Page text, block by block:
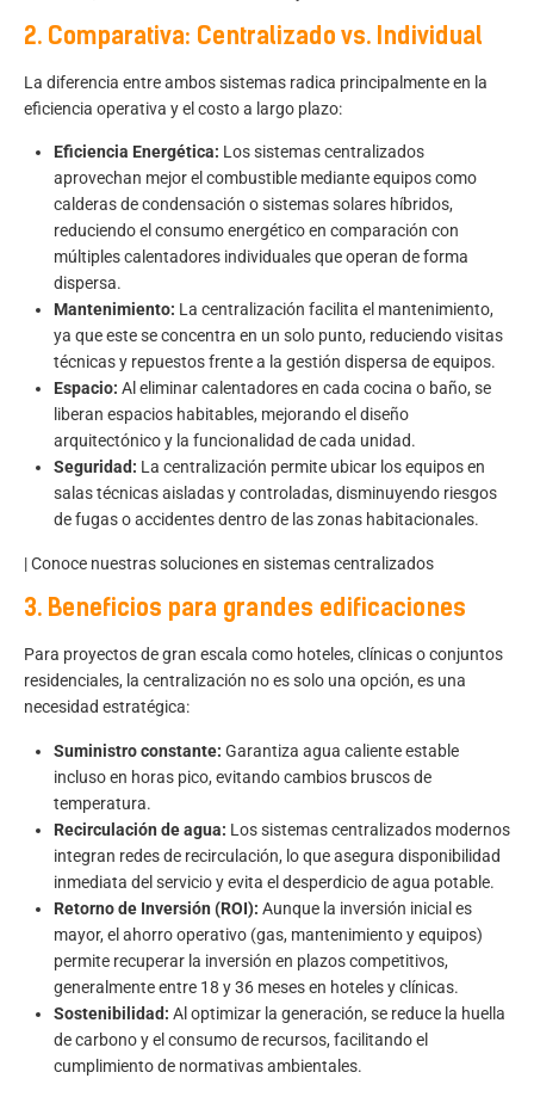
2. Comparativa: Centralizado vs. Individual
La diferencia entre ambos sistemas radica principalmente en la
eficiencia operativa y el costo a largo plazo:
Eficiencia Energética: Los sistemas centralizados
aprovechan mejor el combustible mediante equipos como
calderas de condensación o sistemas solares híbridos,
reduciendo el consumo energético en comparación con
múltiples calentadores individuales que operan de forma
dispersa.
Mantenimiento: La centralización facilita el mantenimiento,
ya que este se concentra en un solo punto, reduciendo visitas
técnicas y repuestos frente a la gestión dispersa de equipos.
Espacio: Al eliminar calentadores en cada cocina o baño, se
liberan espacios habitables, mejorando el diseño
arquitectónico y la funcionalidad de cada unidad.
Seguridad: La centralización permite ubicar los equipos en
salas técnicas aisladas y controladas, disminuyendo riesgos
de fugas o accidentes dentro de las zonas habitacionales.
|Conoce nuestras soluciones en sistemas centralizados
3. Beneficios para grandes edificaciones
Para proyectos de gran escala como hoteles, clínicas o conjuntos
residenciales, la centralización no es solo una opción, es una
necesidad estratégica:
Suministro constante: Garantiza agua caliente estable
incluso en horas pico, evitando cambios bruscos de
temperatura.
Recirculación de agua: Los sistemas centralizados modernos
integran redes de recirculación, lo que asegura disponibilidad
inmediata del servicio y evita el desperdicio de agua potable.
Retorno de Inversión (ROI): Aunque la inversión inicial es
mayor, el ahorro operativo (gas, mantenimiento y equipos)
permite recuperar la inversión en plazos competitivos,
generalmente entre 18 y 36 meses en hoteles y clínicas.
Sostenibilidad: Al optimizar la generación, se reduce la huella
de carbono y el consumo de recursos, facilitando el
cumplimiento de normativas ambientales.